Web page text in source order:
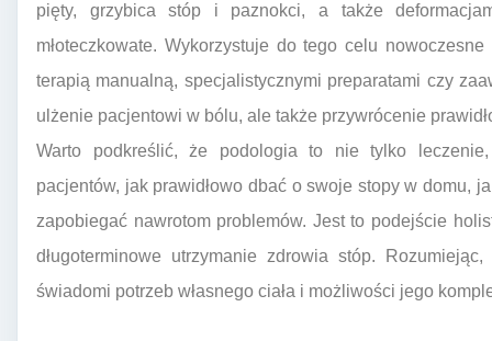
pięty, grzybica stóp i paznokci, a także
młoteczkowate. Wykorzystuje do tego celu
terapią manualną, specjalistycznymi preparatami czy
ulżenie pacjentowi w bólu, ale także przywrócenie
Warto podkreślić, że podologia to nie tylko
pacjentów, jak prawidłowo dbać o swoje stopy w domu,
zapobiegać nawrotom problemów. Jest to podejście
długoterminowe utrzymanie zdrowia stóp.
świadomi potrzeb własnego ciała i możliwości jego